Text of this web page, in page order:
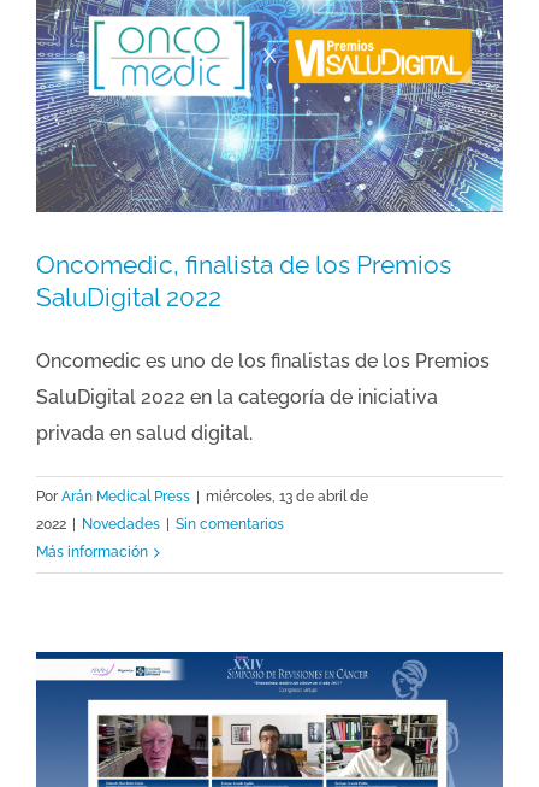
Oncomedic, finalista de los Premios
SaluDigital 2022
Oncomedic es uno de los finalistas de los Premios
SaluDigital 2022 en la categoría de iniciativa
privada en salud digital.
PorArán Medical Press
miércoles, 13 de abril de
2022
Novedades
Sin comentarios
Más información